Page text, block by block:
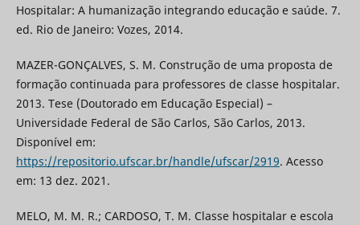
Hospitalar: A humanização integrando educação e saúde. 7.
ed. Rio de Janeiro: Vozes, 2014.
MAZER-GONÇALVES, S. M. Construção de uma proposta de
formação continuada para professores de classe hospitalar.
2013. Tese (Doutorado em Educação Especial) –
Universidade Federal de São Carlos, São Carlos, 2013.
Disponível em:
https://repositorio.ufscar.br/handle/ufscar/2919. Acesso
em: 13 dez. 2021.
MELO, M. M. R.; CARDOSO, T. M. Classe hospitalar e escola